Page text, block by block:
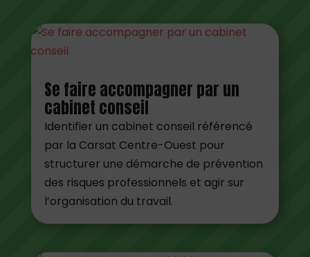
Se faire accompagner par un
cabinet conseil
Identifier un cabinet conseil référencé
par la Carsat Centre-Ouest pour
structurer une démarche de prévention
des risques professionnels et agir sur
l’organisation du travail.